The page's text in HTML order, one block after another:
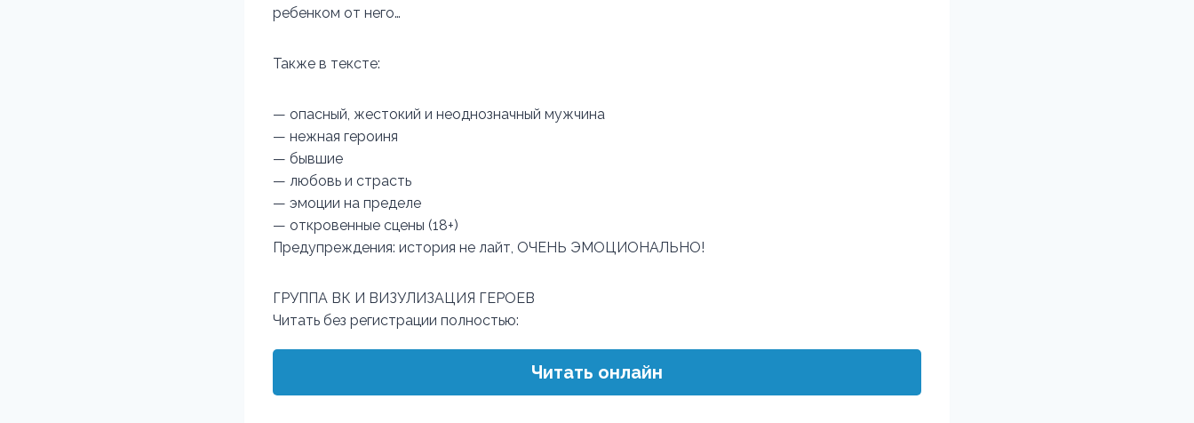
ребенком от него…
Также в тексте:
— опасный, жестокий и неоднозначный мужчина
— нежная героиня
— бывшие
— любовь и страсть
— эмоции на пределе
— откровенные сцены (18+)
Предупреждения: история не лайт, ОЧЕНЬ ЭМОЦИОНАЛЬНО!
ГРУППА ВК И ВИЗУЛИЗАЦИЯ ГЕРОЕВ
Читать без регистрации полностью:
Читать онлайн